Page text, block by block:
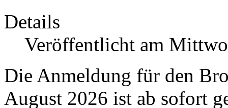
Details
Veröffentlicht am
Die Anmeldung für den
August 2026 ist ab sofort